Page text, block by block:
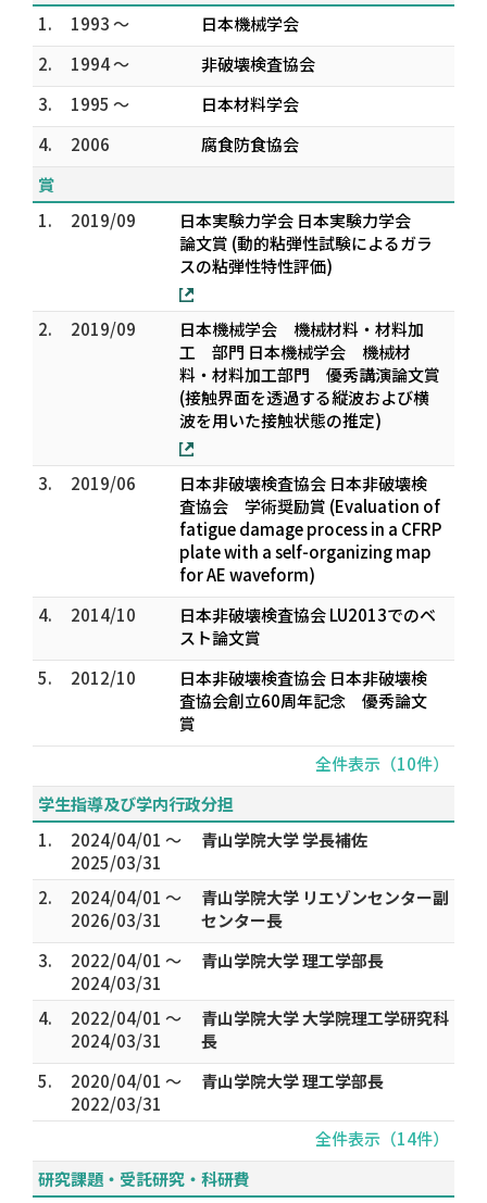
1.
1993 ～
日本機械学会
2.
1994 ～
非破壊検査協会
3.
1995 ～
日本材料学会
4.
2006
腐食防食協会
賞
1.
2019/09
日本実験力学会 日本実験力学会
論文賞 (動的粘弾性試験によるガラ
スの粘弾性特性評価)
2. 2019/09
日本機械学会 機械材料・材料加
工 部門 日本機械学会 機械材
料・材料加工部門 優秀講演論文賞
(接触界面を透過する縦波および横
波を用いた接触状態の推定)
3. 2019/06
日本非破壊検査協会 日本非破壊検
査協会 学術奨励賞 (Evaluation of
fatigue damage process in a CFRP
plate with a self-organizing map
for AE waveform)
4.
2014/10
日本非破壊検査協会 LU2013でのベ
スト論文賞
5.
2012/10
日本非破壊検査協会 日本非破壊検
査協会創立60周年記念 優秀論文
賞
全件表示（10件）
学生指導及び学内行政分担
1.
2024/04/01 ～
2025/03/31
青山学院大学 学長補佐
2.
2024/04/01 ～
2026/03/31
青山学院大学 リエゾンセンター副
センター長
3.
2022/04/01 ～
2024/03/31
青山学院大学 理工学部長
4.
2022/04/01 ～
2024/03/31
青山学院大学 大学院理工学研究科
長
5.
2020/04/01 ～
2022/03/31
青山学院大学 理工学部長
全件表示（14件）
研究課題・受託研究・科研費